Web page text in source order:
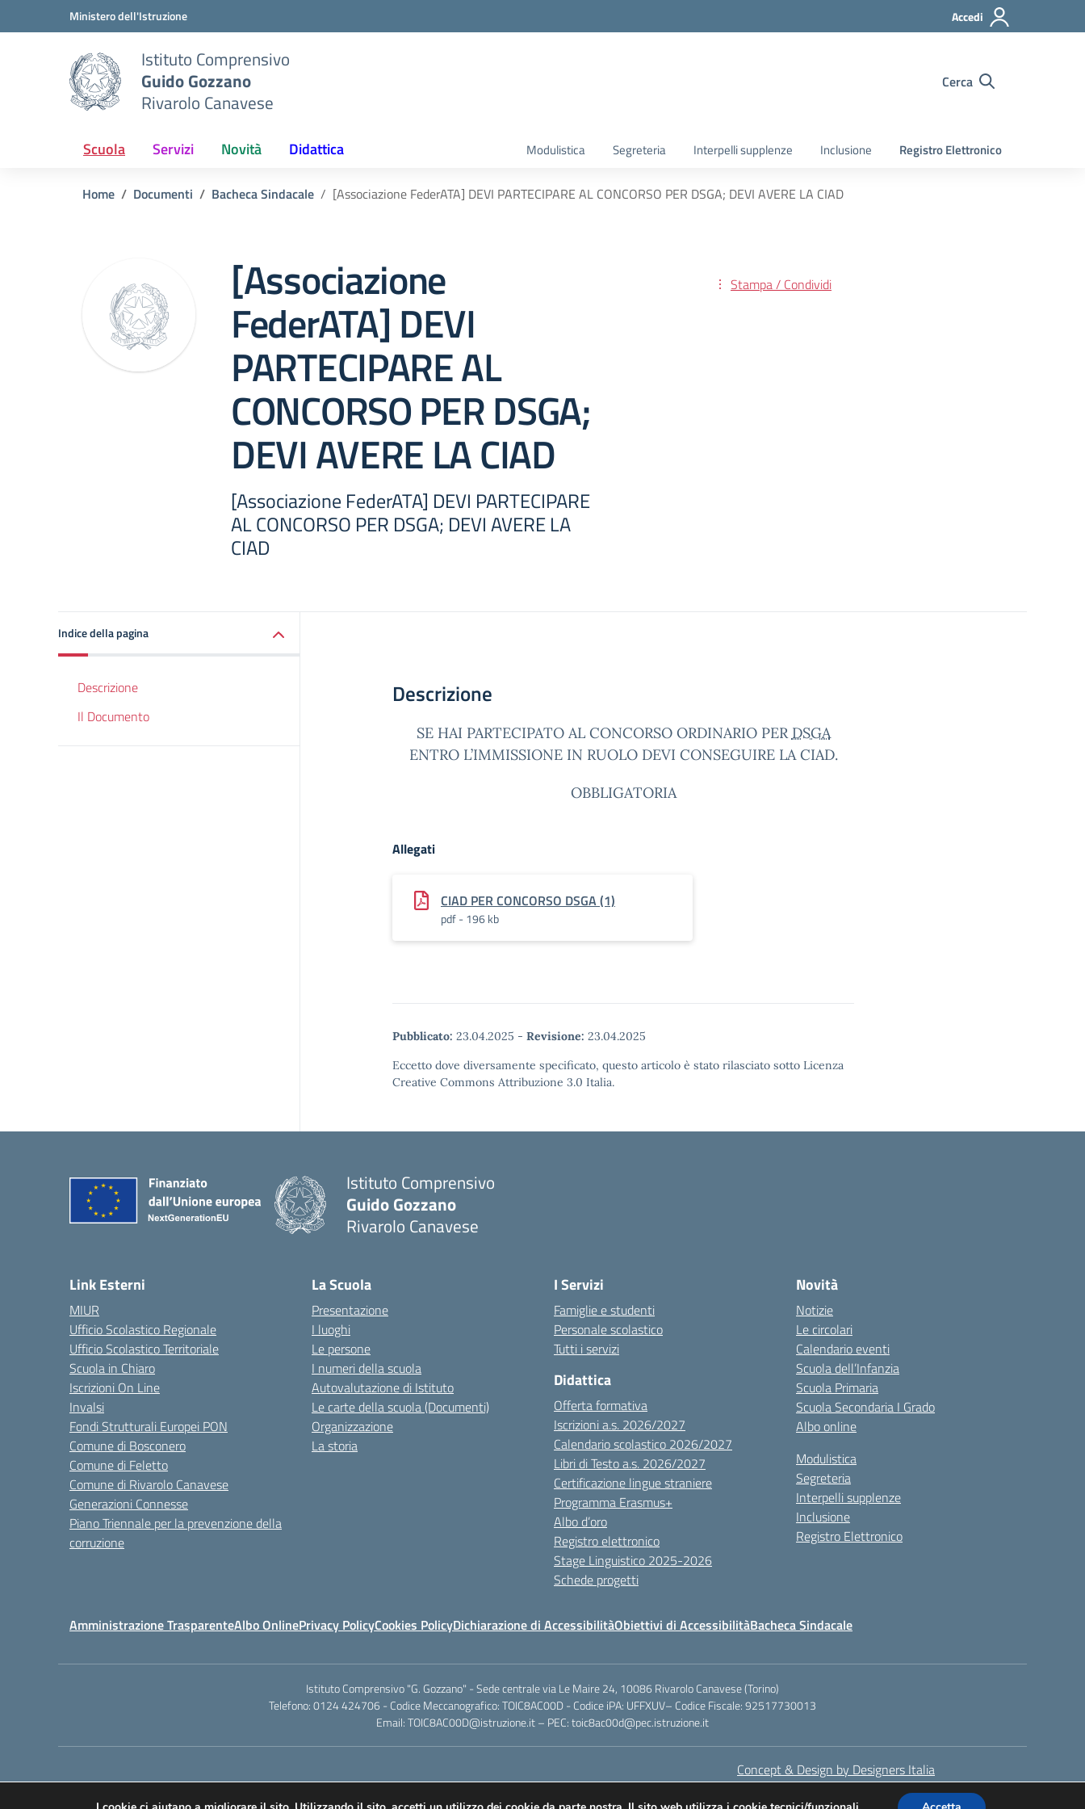
Vai ai contenuti
Vai al menu di navigazione
Ministero dell'Istruzione Accedi
Istituto Comprensivo
Guido Gozzano
Rivarolo Canavese
Cerca
Scuola Servizi Novità Didattica Modulistica Segreteria Interpelli supplenze Inclusione Registro Elettronico
Home Documenti Bacheca Sindacale [Associazione FederATA] DEVI PARTECIPARE AL CONCORSO PER DSGA; DEVI AVERE LA CIAD
[Associazione
FederATA] DEVI
PARTECIPARE AL
CONCORSO PER DSGA;
DEVI AVERE LA CIAD
[Associazione FederATA] DEVI PARTECIPARE
AL CONCORSO PER DSGA; DEVI AVERE LA
CIAD
Stampa / Condividi
Indice della pagina
Descrizione
Il Documento
Descrizione
SE HAI PARTECIPATO AL CONCORSO ORDINARIO PER DSGA
ENTRO L’IMMISSIONE IN RUOLO DEVI CONSEGUIRE LA CIAD.
OBBLIGATORIA
Allegati
CIAD PER CONCORSO DSGA (1)
pdf - 196 kb
Pubblicato: 23.04.2025 - Revisione: 23.04.2025
Eccetto dove diversamente specificato, questo articolo è stato rilasciato sotto Licenza
Creative Commons Attribuzione 3.0 Italia.
Istituto Comprensivo
Guido Gozzano
Rivarolo Canavese
Link Esterni
MIUR
Ufficio Scolastico Regionale
Ufficio Scolastico Territoriale
Scuola in Chiaro
Iscrizioni On Line
Invalsi
Fondi Strutturali Europei PON
Comune di Bosconero
Comune di Feletto
Comune di Rivarolo Canavese
Generazioni Connesse
Piano Triennale per la prevenzione della
corruzione
La Scuola
Presentazione
I luoghi
Le persone
I numeri della scuola
Autovalutazione di Istituto
Le carte della scuola (Documenti)
Organizzazione
La storia
I Servizi
Famiglie e studenti
Personale scolastico
Tutti i servizi
Didattica
Offerta formativa
Iscrizioni a.s. 2026/2027
Calendario scolastico 2026/2027
Libri di Testo a.s. 2026/2027
Certificazione lingue straniere
Programma Erasmus+
Albo d’oro
Registro elettronico
Stage Linguistico 2025-2026
Schede progetti
Novità
Notizie
Le circolari
Calendario eventi
Scuola dell’Infanzia
Scuola Primaria
Scuola Secondaria I Grado
Albo online
Modulistica
Segreteria
Interpelli supplenze
Inclusione
Registro Elettronico
Amministrazione TrasparenteAlbo OnlinePrivacy PolicyCookies PolicyDichiarazione di AccessibilitàObiettivi di AccessibilitàBacheca Sindacale
Istituto Comprensivo "G. Gozzano" - Sede centrale via Le Maire 24, 10086 Rivarolo Canavese (Torino)
Telefono: 0124 424706 - Codice Meccanografico: TOIC8AC00D - Codice iPA: UFFXUV– Codice Fiscale: 92517730013
Email: TOIC8AC00D@istruzione.it – PEC: toic8ac00d@pec.istruzione.it
Concept & Design by Designers Italia